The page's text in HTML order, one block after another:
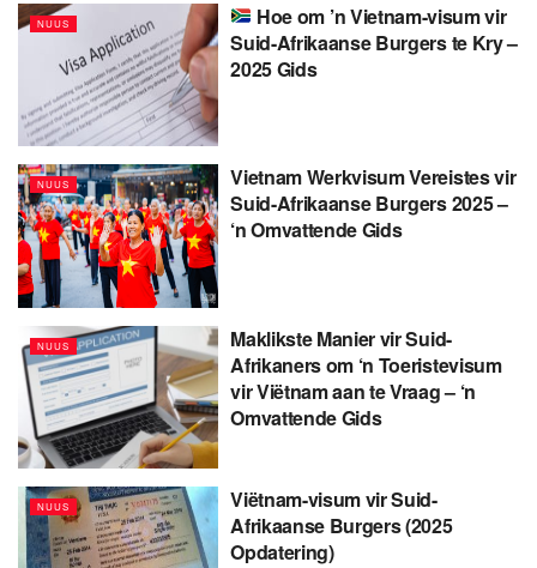
NUUS
Hoe om ’n Vietnam-visum vir
Suid-Afrikaanse Burgers te Kry –
2025 Gids
NUUS
Vietnam Werkvisum Vereistes vir
Suid-Afrikaanse Burgers 2025 –
‘n Omvattende Gids
NUUS
Maklikste Manier vir Suid-
Afrikaners om ‘n Toeristevisum
vir Viëtnam aan te Vraag – ‘n
Omvattende Gids
NUUS
Viëtnam-visum vir Suid-
Afrikaanse Burgers (2025
Opdatering)